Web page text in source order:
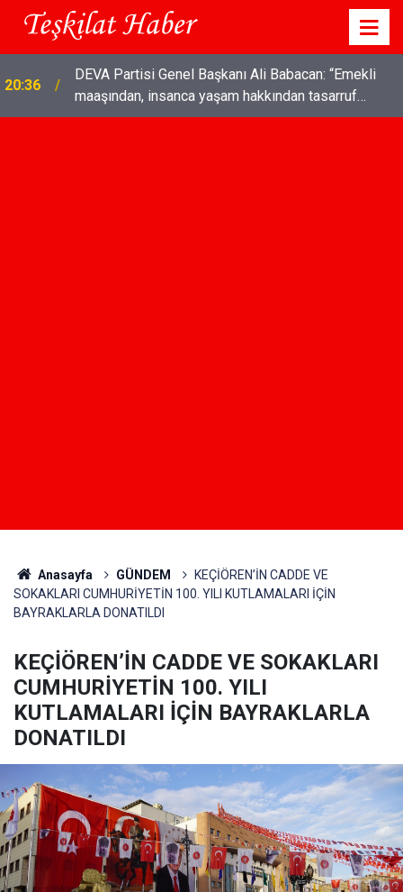
18:03
TÜRK SİLAHLI KUVVETLERİNE SURİYE'DE
COŞKULU KARŞILAMA!
Anasayfa GÜNDEM
KEÇİÖREN’İN CADDE VE
SOKAKLARI CUMHURİYETİN 100. YILI KUTLAMALARI İÇİN
BAYRAKLARLA DONATILDI
KEÇİÖREN’İN CADDE VE SOKAKLARI
CUMHURİYETİN 100. YILI
KUTLAMALARI İÇİN BAYRAKLARLA
DONATILDI